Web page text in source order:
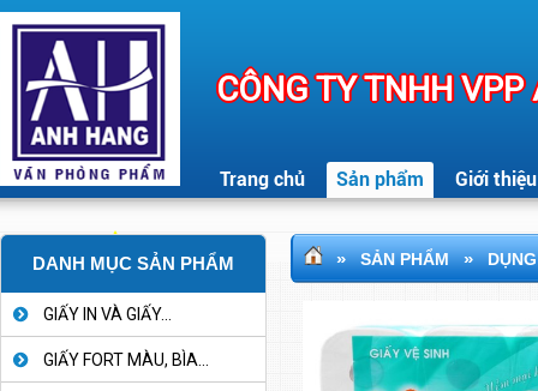
CÔNG TY TNHH
Trang chủ Sản phẩm Giới thiệu
DANH MỤC SẢN PHẨM
GIẤY IN VÀ GIẤY...
GIẤY FORT MÀU, BÌA...
» SẢN PHẨM »